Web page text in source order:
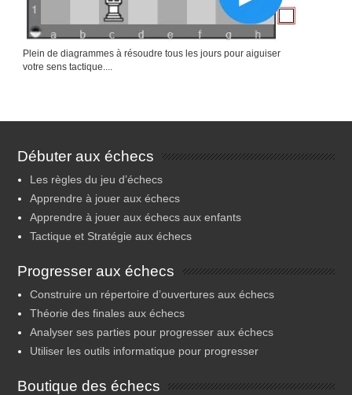
Plein de diagrammes à résoudre tous les jours pour aiguiser
votre sens tactique....
Débuter aux échecs
Les règles du jeu d’échecs
Apprendre à jouer aux échecs
Apprendre à jouer aux échecs aux enfants
Tactique et Stratégie aux échecs
Progresser aux échecs
Construire un répertoire d’ouvertures aux échecs
Théorie des finales aux échecs
Analyser ses parties pour progresser aux échecs
Utiliser les outils informatique pour progresser
Boutique des échecs